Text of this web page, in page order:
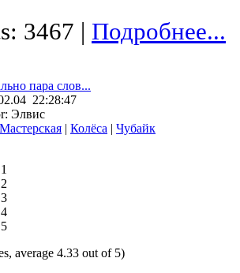
3467 | Подробнее...
пара слов...
22:28:47
Элвис
Мастерская | Колёса | Чубайк
1
2
3
4
5
average 4.33 out of 5)